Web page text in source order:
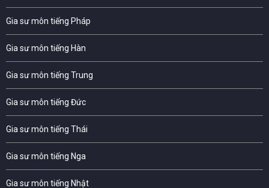
Gia sư môn tiếng Pháp
Gia sư môn tiếng Hàn
Gia sư môn tiếng Trung
Gia sư môn tiếng Đức
Gia sư môn tiếng Thái
Gia sư môn tiếng Nga
Gia sư môn tiếng Nhật